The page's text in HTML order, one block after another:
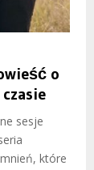
o
sesje
które